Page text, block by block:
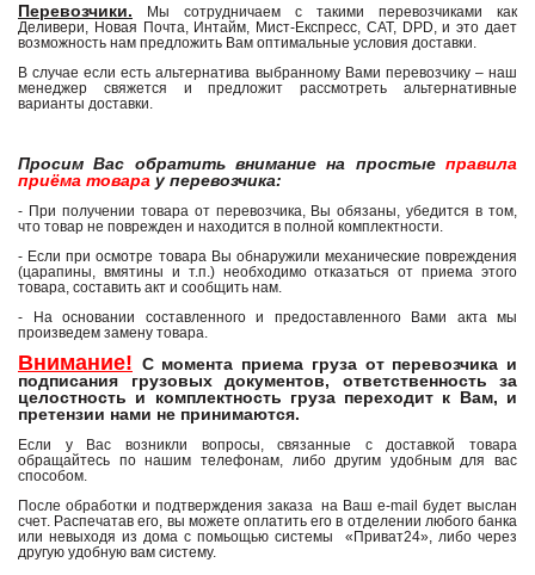
Перевозчики. Мы сотрудничаем с такими перевозчиками как
Деливери, Новая Почта, Интайм, Мист-Експресс, САТ, DPD, и это дает
возможность нам предложить Вам оптимальные условия доставки.
В случае если есть альтернатива выбранному Вами перевозчику – наш
менеджер свяжется и предложит рассмотреть альтернативные
варианты доставки.
Просим Вас обратить внимание на простые правила
приёма товара у перевозчика:
- При получении товара от перевозчика, Вы обязаны, убедится в том,
что товар не поврежден и находится в полной комплектности.
- Если при осмотре товара Вы обнаружили механические повреждения
(царапины, вмятины и т.п.) необходимо отказаться от приема этого
товара, составить акт и сообщить нам.
- На основании составленного и предоставленного Вами акта мы
произведем замену товара.
Внимание! С момента приема груза от перевозчика и
подписания грузовых документов, ответственность за
целостность и комплектность груза переходит к Вам, и
претензии нами не принимаются.
Если у Вас возникли вопросы, связанные с доставкой товара
обращайтесь по нашим телефонам, либо другим удобным для вас
способом.
После обработки и подтверждения заказа на Ваш e-mail будет выслан
счет. Распечатав его, вы можете оплатить его в отделении любого банка
или невыходя из дома с помьощью системы «Приват24», либо через
другую удобную вам систему.